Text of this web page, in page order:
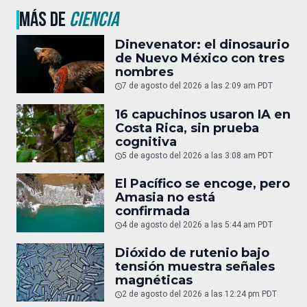
MÁS DE CIENCIA
Dinevenator: el dinosaurio
de Nuevo México con tres
nombres
7 de agosto del 2026 a las 2:09 am PDT
16 capuchinos usaron IA en
Costa Rica, sin prueba
cognitiva
5 de agosto del 2026 a las 3:08 am PDT
El Pacífico se encoge, pero
Amasia no está
confirmada
4 de agosto del 2026 a las 5:44 am PDT
Dióxido de rutenio bajo
tensión muestra señales
magnéticas
2 de agosto del 2026 a las 12:24 pm PDT